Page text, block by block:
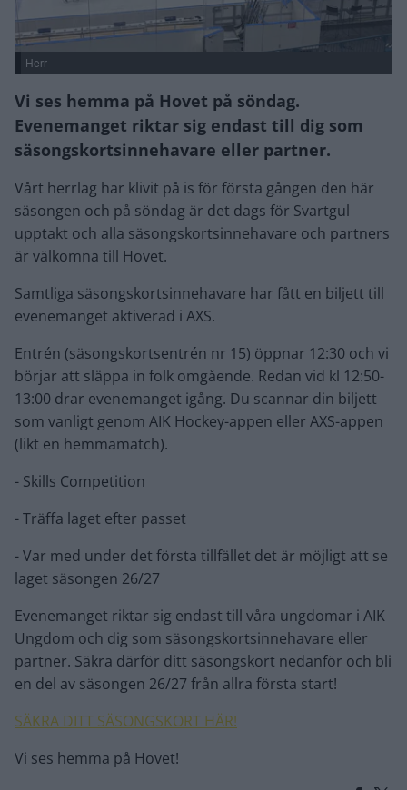
Herr
Vi ses hemma på Hovet på söndag.
Evenemanget riktar sig endast till dig som
säsongskortsinnehavare eller partner.
Vårt herrlag har klivit på is för första gången den här
säsongen och på söndag är det dags för Svartgul
upptakt och alla säsongskortsinnehavare och partners
är välkomna till Hovet.
Samtliga säsongskortsinnehavare har fått en biljett till
evenemanget aktiverad i AXS.
Entrén (säsongskortsentrén nr 15) öppnar 12:30 och vi
börjar att släppa in folk omgående. Redan vid kl 12:50-
13:00 drar evenemanget igång. Du scannar din biljett
som vanligt genom AIK Hockey-appen eller AXS-appen
(likt en hemmamatch).
- Skills Competition
- Träffa laget efter passet
- Var med under det första tillfället det är möjligt att se
laget säsongen 26/27
Evenemanget riktar sig endast till våra ungdomar i AIK
Ungdom och dig som säsongskortsinnehavare eller
partner. Säkra därför ditt säsongskort nedanför och bli
en del av säsongen 26/27 från allra första start!
SÄKRA DITT SÄSONGSKORT HÄR!
Vi ses hemma på Hovet!